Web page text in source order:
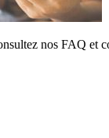
nos FAQ et